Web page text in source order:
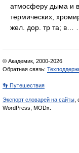
атмосферу дыма и
термических,
жел. дор. тр та;
© Академик, 2000-2026
Обратная связь:
👣 Путешествия
Экспорт словарей на сайты
WordPress, MODx.